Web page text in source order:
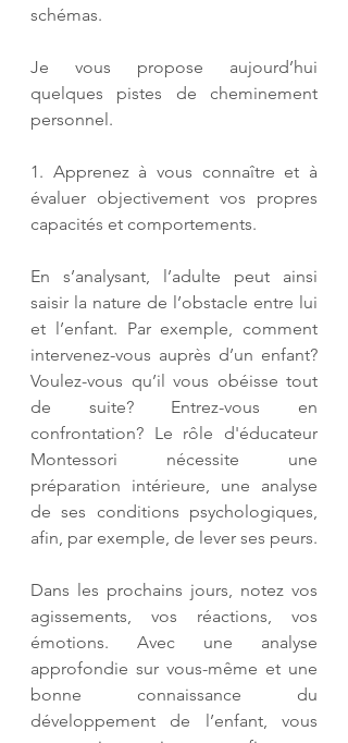
schémas.
Je vous propose aujourd’hui
quelques pistes de cheminement
personnel.
1. Apprenez à vous connaître et à
évaluer objectivement vos propres
capacités et comportements.
En s’analysant, l’adulte peut ainsi
saisir la nature de l’obstacle entre lui
et l’enfant. Par exemple, comment
intervenez-vous auprès d’un enfant?
Voulez-vous qu’il vous obéisse tout
de suite? Entrez-vous en
confrontation? Le rôle d'éducateur
Montessori nécessite une
préparation intérieure, une analyse
de ses conditions psychologiques,
Dans les prochains jours, notez vos
agissements, vos réactions, vos
émotions. Avec une analyse
approfondie sur vous-même et une
bonne connaissance du
développement de l’enfant, vous